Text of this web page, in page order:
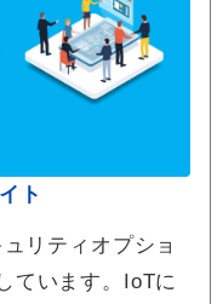
ト
リティオプショ
ています。IoTに